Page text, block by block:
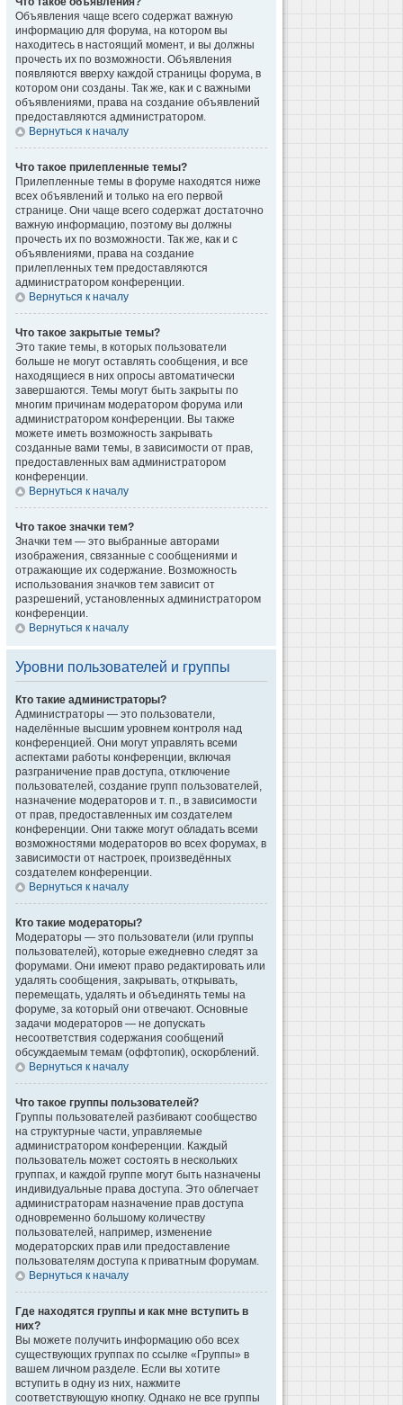
Объявления чаще всего содержат важную
информацию для форума, на котором вы
находитесь в настоящий момент, и вы должны
прочесть их по возможности. Объявления
появляются вверху каждой страницы форума, в
котором они созданы. Так же, как и с важными
объявлениями, права на создание объявлений
предоставляются администратором.
Вернуться к началу
Что такое прилепленные темы?
Прилепленные темы в форуме находятся ниже
всех объявлений и только на его первой
странице. Они чаще всего содержат достаточно
важную информацию, поэтому вы должны
прочесть их по возможности. Так же, как и с
объявлениями, права на создание
прилепленных тем предоставляются
администратором конференции.
Вернуться к началу
Что такое закрытые темы?
Это такие темы, в которых пользователи
больше не могут оставлять сообщения, и все
находящиеся в них опросы автоматически
завершаются. Темы могут быть закрыты по
многим причинам модератором форума или
администратором конференции. Вы также
можете иметь возможность закрывать
созданные вами темы, в зависимости от прав,
предоставленных вам администратором
конференции.
Вернуться к началу
Что такое значки тем?
Значки тем — это выбранные авторами
изображения, связанные с сообщениями и
отражающие их содержание. Возможность
использования значков тем зависит от
разрешений, установленных администратором
конференции.
Вернуться к началу
Уровни пользователей и группы
Кто такие администраторы?
Администраторы — это пользователи,
наделённые высшим уровнем контроля над
конференцией. Они могут управлять всеми
аспектами работы конференции, включая
разграничение прав доступа, отключение
пользователей, создание групп пользователей,
назначение модераторов и т. п., в зависимости
от прав, предоставленных им создателем
конференции. Они также могут обладать всеми
возможностями модераторов во всех форумах, в
зависимости от настроек, произведённых
создателем конференции.
Вернуться к началу
Кто такие модераторы?
Модераторы — это пользователи (или группы
пользователей), которые ежедневно следят за
форумами. Они имеют право редактировать или
удалять сообщения, закрывать, открывать,
перемещать, удалять и объединять темы на
форуме, за который они отвечают. Основные
задачи модераторов — не допускать
несоответствия содержания сообщений
обсуждаемым темам (оффтопик), оскорблений.
Вернуться к началу
Что такое группы пользователей?
Группы пользователей разбивают сообщество
на структурные части, управляемые
администратором конференции. Каждый
пользователь может состоять в нескольких
группах, и каждой группе могут быть назначены
индивидуальные права доступа. Это облегчает
администраторам назначение прав доступа
одновременно большому количеству
пользователей, например, изменение
модераторских прав или предоставление
пользователям доступа к приватным форумам.
Вернуться к началу
Где находятся группы и как мне вступить в
них?
Вы можете получить информацию обо всех
существующих группах по ссылке «Группы» в
вашем личном разделе. Если вы хотите
вступить в одну из них, нажмите
соответствующую кнопку. Однако не все группы